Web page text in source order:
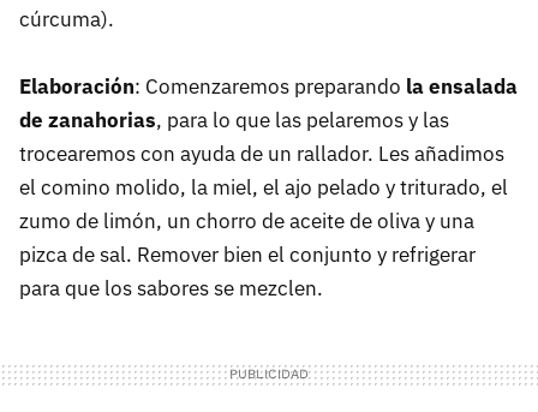
cúrcuma).
Elaboración: Comenzaremos preparando la ensalada
de zanahorias, para lo que las pelaremos y las
trocearemos con ayuda de un rallador. Les añadimos
el comino molido, la miel, el ajo pelado y triturado, el
zumo de limón, un chorro de aceite de oliva y una
pizca de sal. Remover bien el conjunto y refrigerar
para que los sabores se mezclen.